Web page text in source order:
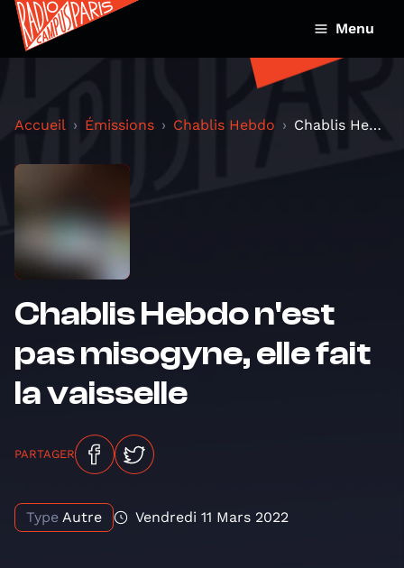
Menu
Accueil Émissions Chablis Hebdo Chablis Hebdo n'est pas misogyne, elle fait la vai...
Chablis Hebdo n'est
pas misogyne, elle fait
la vaisselle
PARTAGER
Type Autre Vendredi 11 Mars 2022